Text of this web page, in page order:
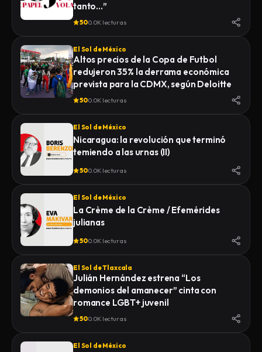
tanto…”
500.0K lecturas
El Sol de México
Altos precios de la Copa de Futbol
redujeron 35% la derrama económica
prevista para la CDMX, según Deloitte
500.0K lecturas
El Sol de México
Nicaragua: la revolución que terminó
temiendo a las urnas (II)
500.0K lecturas
El Sol de México
La Crème de la Crème / Efemérides
julianas
500.0K lecturas
El Sol de Tlaxcala
Julián Hernández estrena “Los
demonios del amanecer” cinta con
romance LGBT+ juvenil
500.0K lecturas
El Sol de México